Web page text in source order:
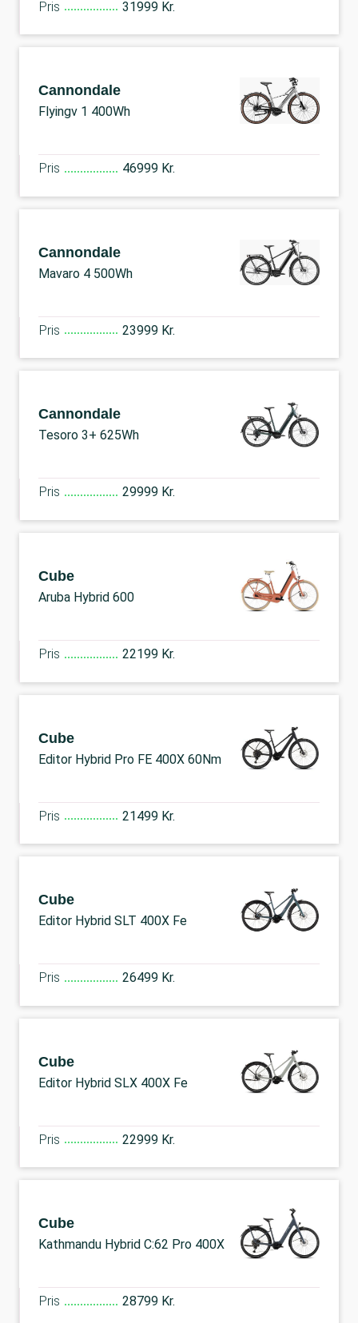
Pris 31999 Kr.
Cannondale
Flyingv 1 400Wh
Pris 46999 Kr.
Cannondale
Mavaro 4 500Wh
Pris 23999 Kr.
Cannondale
Tesoro 3+ 625Wh
Pris 29999 Kr.
Cube
Aruba Hybrid 600
Pris 22199 Kr.
Cube
Editor Hybrid Pro FE 400X 60Nm
Pris 21499 Kr.
Cube
Editor Hybrid SLT 400X Fe
Pris 26499 Kr.
Cube
Editor Hybrid SLX 400X Fe
Pris 22999 Kr.
Cube
Kathmandu Hybrid C:62 Pro 400X
Pris 28799 Kr.